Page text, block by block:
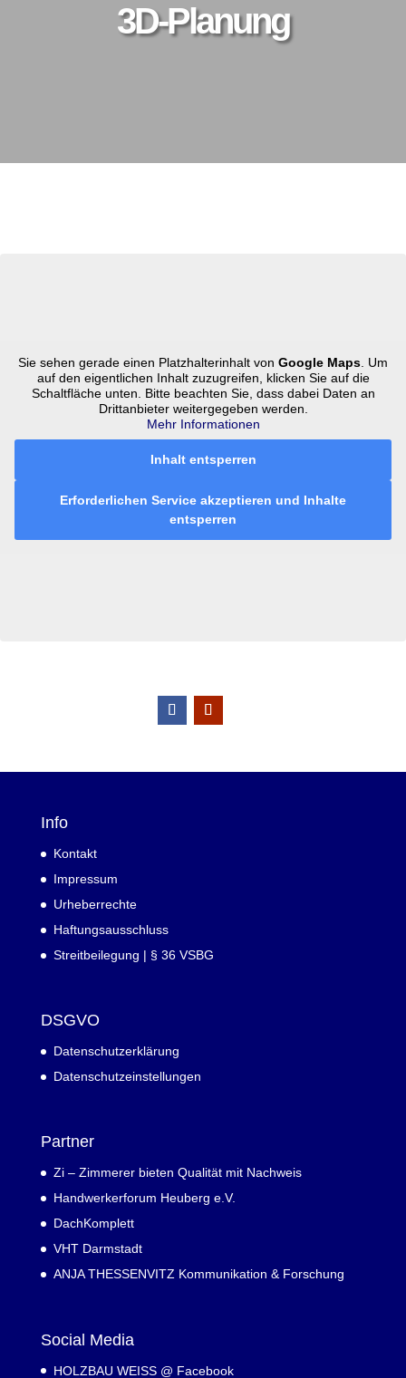
3D-Planung
Sie sehen gerade einen Platzhalterinhalt von Google Maps . Um
auf den eigentlichen Inhalt zuzugreifen, klicken Sie auf die
Schaltfläche unten. Bitte beachten Sie, dass dabei Daten an
Drittanbieter weitergegeben werden.
Mehr Informationen
Inhalt entsperren
Erforderlichen Service akzeptieren und Inhalte
entsperren
Info
Kontakt
Impressum
Urheberrechte
Haftungsausschluss
Streitbeilegung | § 36 VSBG
DSGVO
Datenschutzerklärung
Datenschutzeinstellungen
Partner
Zi – Zimmerer bieten Qualität mit Nachweis
Handwerkerforum Heuberg e.V.
DachKomplett
VHT Darmstadt
ANJA THESSENVITZ Kommunikation & Forschung
Social Media
HOLZBAU WEISS @ Facebook